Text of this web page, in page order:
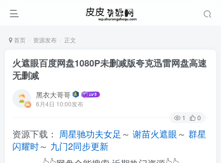
首页 资源发布 正文
火遮眼百度网盘1080P未删减版夸克迅雷网盘高速
无删减
黑衣大哥哥
6月4日 10:00发布
1 0
资源下载： 周星驰功夫女足 ～ 谢苗火遮眼～ 群星
闪耀时～ 九门2同步更新